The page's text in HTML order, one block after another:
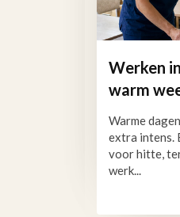
Werken
warm
Warme
extra intens.
voor hitte,
werk...